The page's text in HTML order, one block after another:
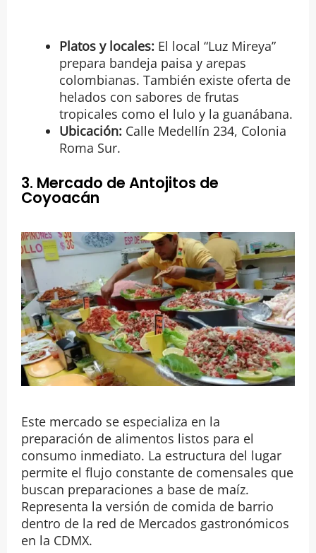
Platos y locales:El local “Luz Mireya”
prepara bandeja paisa y arepas
colombianas. También existe oferta de
helados con sabores de frutas
tropicales como el lulo y la guanábana.
Ubicación:Calle Medellín 234, Colonia
Roma Sur.
3. Mercado de Antojitos de
Coyoacán
Este mercado se especializa en la
preparación de alimentos listos para el
consumo inmediato. La estructura del lugar
permite el flujo constante de comensales que
buscan preparaciones a base de maíz.
Representa la versión de comida de barrio
dentro de la red de Mercados gastronómicos
en la CDMX.